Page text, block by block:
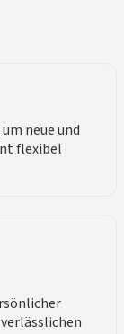
neue und
flexibel